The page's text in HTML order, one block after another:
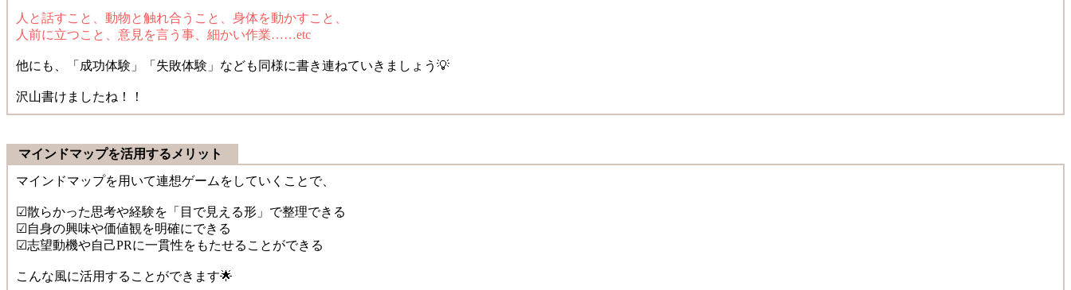
人と話すこと、動物と触れ合うこと、身体を動かすこと、
人前に立つこと、意見を言う事、細かい作業……etc
他にも、「成功体験」「失敗体験」なども同様に書き連ねていきましょう💡
沢山書けましたね！！
マインドマップを活用するメリット
マインドマップを用いて連想ゲームをしていくことで、
☑散らかった思考や経験を「目で見える形」で整理できる
☑自身の興味や価値観を明確にできる
☑志望動機や自己PRに一貫性をもたせることができる
こんな風に活用することができます🌟